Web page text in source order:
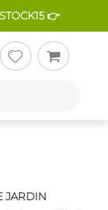
👉
JARDIN